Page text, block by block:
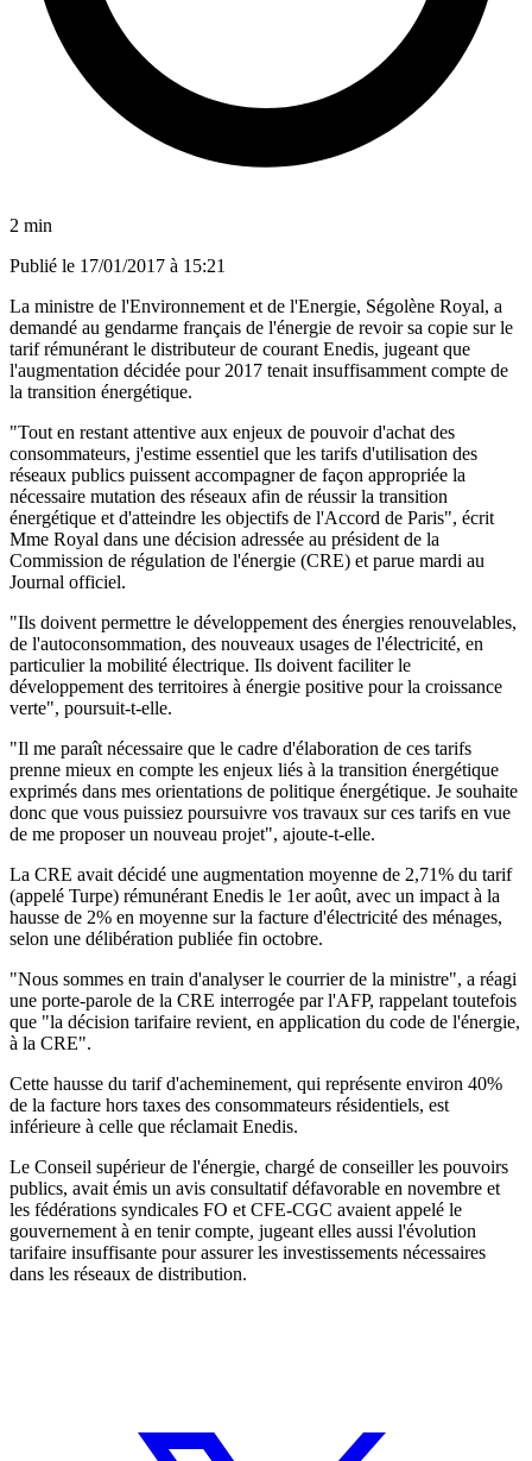
2 min
Publié le 17/01/2017 à 15:21
La ministre de l'Environnement et de l'Energie, Ségolène Royal, a
demandé au gendarme français de l'énergie de revoir sa copie sur le
tarif rémunérant le distributeur de courant Enedis, jugeant que
l'augmentation décidée pour 2017 tenait insuffisamment compte de
la transition énergétique.
"Tout en restant attentive aux enjeux de pouvoir d'achat des
consommateurs, j'estime essentiel que les tarifs d'utilisation des
réseaux publics puissent accompagner de façon appropriée la
nécessaire mutation des réseaux afin de réussir la transition
énergétique et d'atteindre les objectifs de l'Accord de Paris", écrit
Mme Royal dans une décision adressée au président de la
Commission de régulation de l'énergie (CRE) et parue mardi au
Journal officiel.
"Ils doivent permettre le développement des énergies renouvelables,
de l'autoconsommation, des nouveaux usages de l'électricité, en
particulier la mobilité électrique. Ils doivent faciliter le
développement des territoires à énergie positive pour la croissance
verte", poursuit-t-elle.
"Il me paraît nécessaire que le cadre d'élaboration de ces tarifs
prenne mieux en compte les enjeux liés à la transition énergétique
exprimés dans mes orientations de politique énergétique. Je souhaite
donc que vous puissiez poursuivre vos travaux sur ces tarifs en vue
de me proposer un nouveau projet", ajoute-t-elle.
La CRE avait décidé une augmentation moyenne de 2,71% du tarif
(appelé Turpe) rémunérant Enedis le 1er août, avec un impact à la
hausse de 2% en moyenne sur la facture d'électricité des ménages,
selon une délibération publiée fin octobre.
"Nous sommes en train d'analyser le courrier de la ministre", a réagi
une porte-parole de la CRE interrogée par l'AFP, rappelant toutefois
que "la décision tarifaire revient, en application du code de l'énergie,
à la CRE".
Cette hausse du tarif d'acheminement, qui représente environ 40%
de la facture hors taxes des consommateurs résidentiels, est
inférieure à celle que réclamait Enedis.
Le Conseil supérieur de l'énergie, chargé de conseiller les pouvoirs
publics, avait émis un avis consultatif défavorable en novembre et
les fédérations syndicales FO et CFE-CGC avaient appelé le
gouvernement à en tenir compte, jugeant elles aussi l'évolution
tarifaire insuffisante pour assurer les investissements nécessaires
dans les réseaux de distribution.